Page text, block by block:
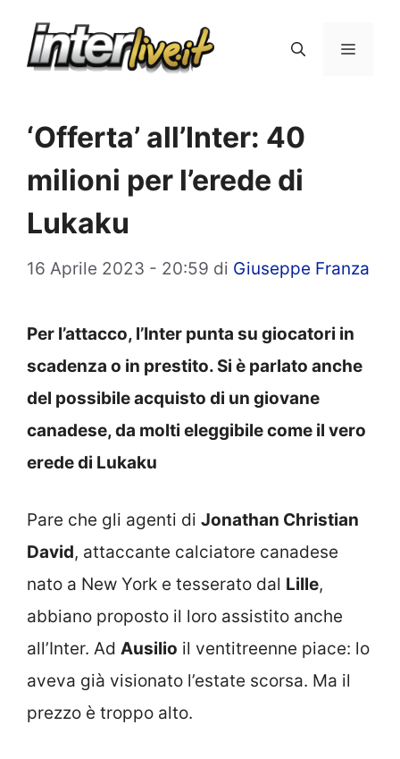
Menu
‘Offerta’ all’Inter: 40
milioni per l’erede di
Lukaku
16 Aprile 2023 - 20:59 di Giuseppe Franza
Per l’attacco, l’Inter punta su giocatori in
scadenza o in prestito. Si è parlato anche
del possibile acquisto di un giovane
canadese, da molti eleggibile come il vero
erede di Lukaku
Pare che gli agenti di Jonathan Christian
David, attaccante calciatore canadese
nato a New York e tesserato dal Lille,
abbiano proposto il loro assistito anche
all’Inter. Ad Ausilio il ventitreenne piace: lo
aveva già visionato l’estate scorsa. Ma il
prezzo è troppo alto.